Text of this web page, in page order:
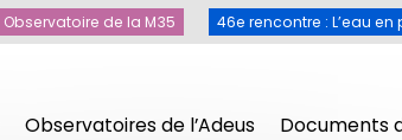
Observatoires de l’Adeus Documents
Observatoire de la M35 46e rencontre : L’eau